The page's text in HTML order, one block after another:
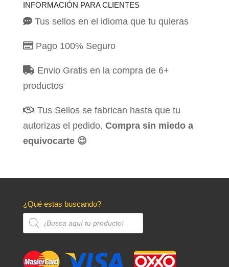
INFORMACIÓN PARA CLIENTES
Tus sellos en el idioma que tu quieras
Pago 100% Seguro
Envio Gratis en la compra de 6+
productos
Tus Sellos se fabrican hasta que tu
autorizas el pedido. Compra sin miedo a
equivocarte 😉
¿Qué estas buscando?
Búsqueda
productos